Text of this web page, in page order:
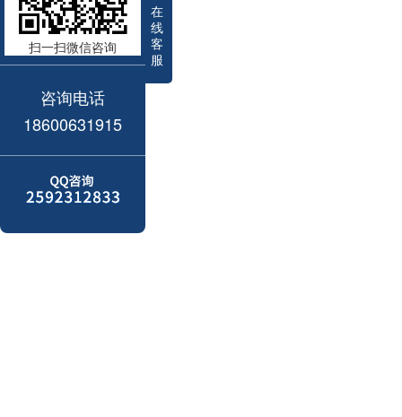
在
线
客
服
扫一扫微信咨询
咨询电话
18600631915